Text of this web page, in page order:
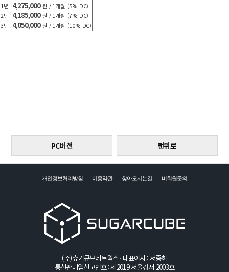
1년
4,275,000 원 / 1개월
(5% DC)
2년
4,185,000 원 / 1개월
(7% DC)
3년
4,050,000 원 / 1개월 (10% DC)
PC버전 맨위로
개인정보처리방침 이용약관 찾아오시는길 비회원문의
(주)슈가큐브네트웍스 · 대표이사 : 서중하
통신판매업신고번호 : 제2019-서울강서-2003호